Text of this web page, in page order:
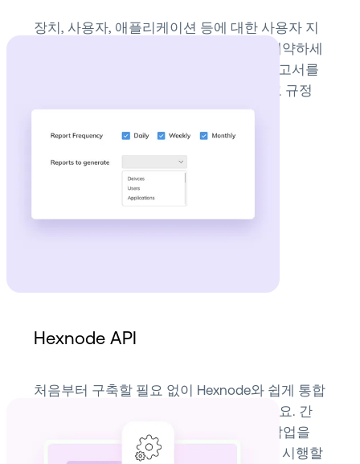
장치, 사용자, 애플리케이션 등에 대한 사용자 지
정 보고서를 특정 간격으로 전송하도록 예약하세
요. 구성에 따라 장치에 대한 규정 준수 보고서를
주기적으로 받아 장치를 더 쉽게 격리하고 규정
준수 문제를 해결할 수 있습니다.
Hexnode API
처음부터 구축할 필요 없이 Hexnode와 쉽게 통합
되는 사용자 지정 인터페이스를 생성하세요. 간
단한 RESTful API 호출을 통해 반복적인 작업을
자동화하고 장치 관리 정책을 일괄적으로 시행할